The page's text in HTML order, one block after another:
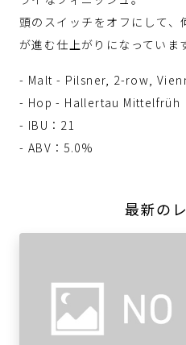
頭のスイッチをオフにして、
が進む仕上がりになっていま
- Malt - Pilsner, 2-row,
- Hop - Hallertau Mittelfrüh
- IBU：21
- ABV：5.0%
最新の